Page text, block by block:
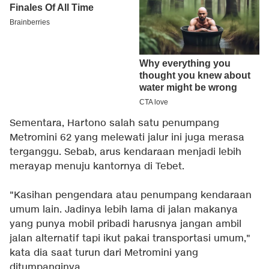
Sementara, Hartono salah satu penumpang
Metromini 62 yang melewati jalur ini juga merasa
terganggu. Sebab, arus kendaraan menjadi lebih
merayap menuju kantornya di Tebet.
"Kasihan pengendara atau penumpang kendaraan
umum lain. Jadinya lebih lama di jalan makanya
yang punya mobil pribadi harusnya jangan ambil
jalan alternatif tapi ikut pakai transportasi umum,"
kata dia saat turun dari Metromini yang